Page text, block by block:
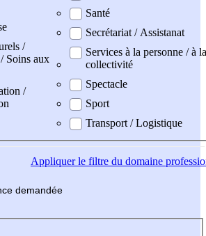
/
Soins aux
/
Santé
Secrétariat / Assistanat
Services à la personne / à la
collectivité
Spectacle
Sport
Transport / Logistique
Appliquerle filtre du domaine
demandée